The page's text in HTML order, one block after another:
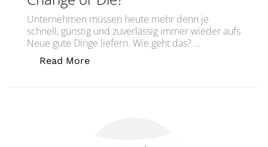
Unternehmen müssen heute mehr denn je
schnell, günstig und zuverlässig immer wieder aufs
Neue gute Dinge liefern. Wie geht das? …
Read More„Verändern oder Abtreten?Change or